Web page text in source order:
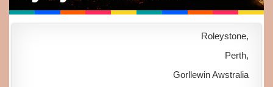
Roleystone,
Perth,
Gorllewin Awstralia